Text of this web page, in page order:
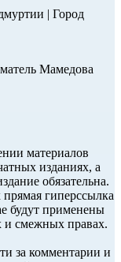
| Город
Мамедова
материалов
изданиях, а
обязательна.
гиперссылка
будут применены
и смежных правах.
за комментарии и